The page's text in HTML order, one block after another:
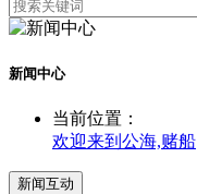
新闻中心
当前位置：
欢迎来到公海,赌船
新闻互动